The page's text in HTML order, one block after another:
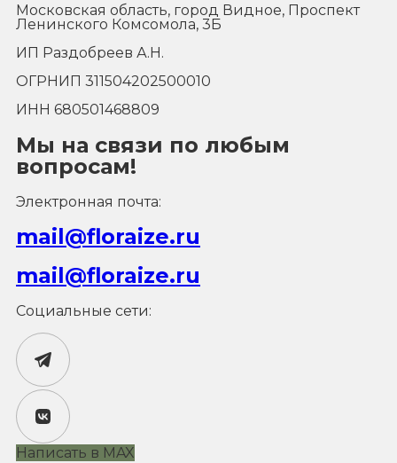
Московская область, город Видное, Проспект
Ленинского Комсомола, 3Б
ИП Раздобреев А.Н.
ОГРНИП 311504202500010
ИНН 680501468809
Мы на связи по любым
вопросам!
Электронная почта:
mail@floraize.ru
mail@floraize.ru
Социальные сети:
Написать в MAX